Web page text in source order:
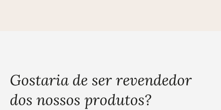
Gostaria de ser revendedor
dos nossos produtos?